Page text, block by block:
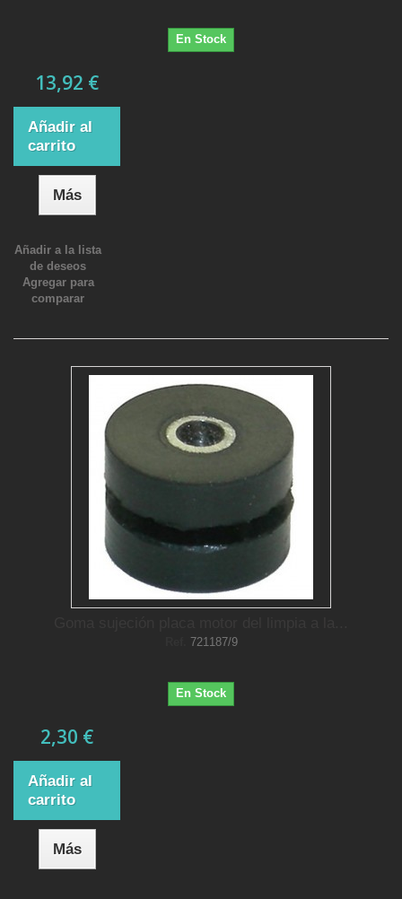
En Stock
13,92 €
Añadir al
carrito
Más
Añadir a la lista
de deseos
Agregar para
comparar
721187/9
En Stock
2,30 €
Añadir al
carrito
Más